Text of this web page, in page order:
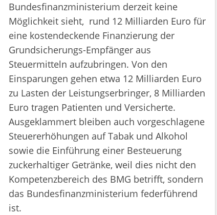
Bundesfinanzministerium derzeit keine
Möglichkeit sieht, rund 12 Milliarden Euro für
eine kostendeckende Finanzierung der
Grundsicherungs-Empfänger aus
Steuermitteln aufzubringen. Von den
Einsparungen gehen etwa 12 Milliarden Euro
zu Lasten der Leistungserbringer, 8 Milliarden
Euro tragen Patienten und Versicherte.
Ausgeklammert bleiben auch vorgeschlagene
Steuererhöhungen auf Tabak und Alkohol
sowie die Einführung einer Besteuerung
zuckerhaltiger Getränke, weil dies nicht den
Kompetenzbereich des BMG betrifft, sondern
das Bundesfinanzministerium federführend
ist.